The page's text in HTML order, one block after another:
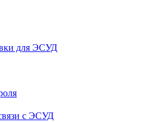
для ЭСУД
с ЭСУД